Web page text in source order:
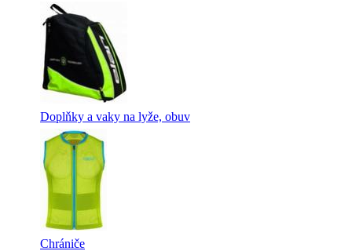
Doplňky a vaky na lyže, obuv
Chrániče